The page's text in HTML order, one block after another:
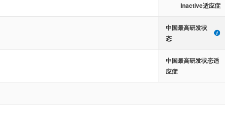
Inactive适应症
中国最高研发状
态
中国最高研发状态适
应症